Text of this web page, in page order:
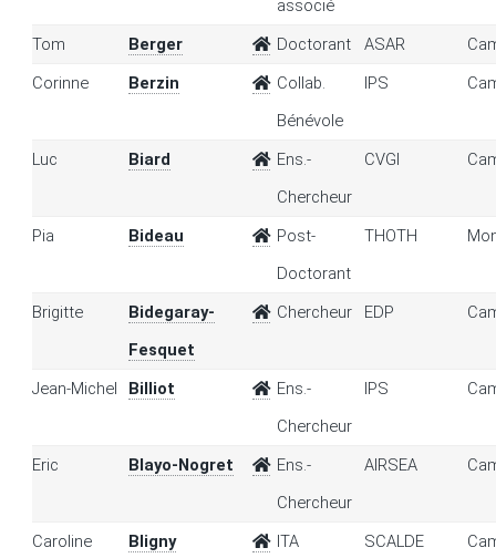
associé
Tom Berger Doctorant ASAR
Corinne
Berzin
Collab.
Bénévole
IPS
Luc Biard
Ens.-
Chercheur
CVGI
Pia Bideau
Post-
Doctorant
THOTH
Brigitte
Bidegaray-
Fesquet
Chercheur EDP
Jean-Michel Billiot
Ens.-
Chercheur
IPS
Eric Blayo-Nogret
Ens.-
Chercheur
AIRSEA
Caroline Bligny ITA SCALDE